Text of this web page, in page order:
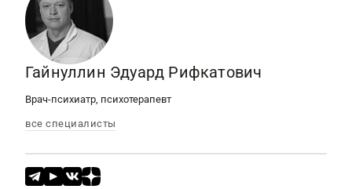
Гайнуллин Эдуард Рифкатович
Врач-психиатр, психотерапевт
все специалисты